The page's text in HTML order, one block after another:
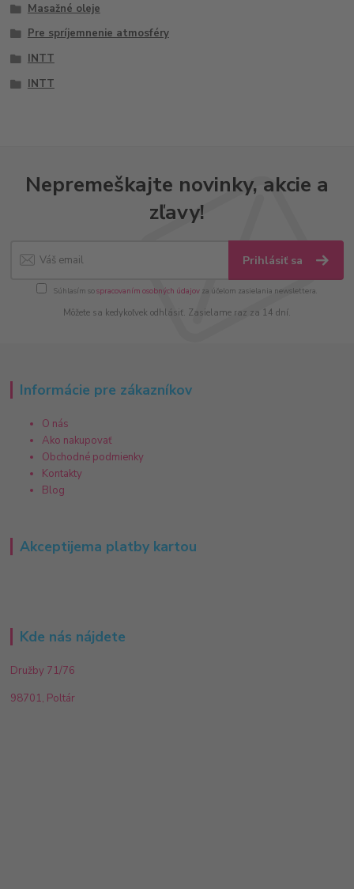
Masažné oleje
Pre spríjemnenie atmosféry
INTT
INTT
Nepremeškajte novinky, akcie a
zľavy!
Prihlásiť sa
Súhlasím sospracovaním osobných údajov za účelom zasielania newslettera.
Môžete sa kedykoľvek odhlásiť. Zasielame raz za 14 dní.
Informácie pre zákazníkov
O nás
Ako nakupovať
Obchodné podmienky
Kontakty
Blog
Akceptijema platby kartou
Kde nás nájdete
Družby 71/76
98701, Poltár